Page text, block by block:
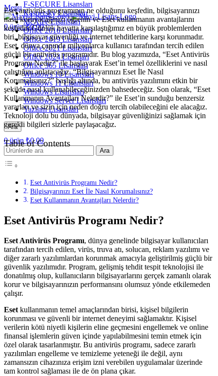
Menu
0ürün ₺0,00
F-SECURE Lisansları
Kaspersky Lisansları
McAfee Lisansları
Office 2016 Lisanslari
Office 2019 Lisansları
Office 2021 Lisansları
Office 2024 Lisanları
Office 365 Lisansları
Windows 10 Lisansları
Windows 11 Lisansları
Windows Lisansları
Windows Server Lisansları
Yazılım Lisansları
Ara
0ürün ₺0,00
Ara
Eset antivirüs programının ne olduğunu keşfedin, bilgisayarınızı
nasıl koruyacağınızı öğrenin ve Eset kullanmanın avantajlarını
keşfedin.Günlük hayatta karşılaştığımız en büyük problemlerden
biri, bilgisayar güvenliği ve internet tehditlerine karşı korunmadır.
Eset, dünya çapında milyonlarca kullanıcı tarafından tercih edilen
güçlü bir antivirüs programıdır. Bu blog yazımızda, “Eset Antivirüs
Programı Nedir?” ile başlayarak Eset’in temel özelliklerini ve nasıl
çalıştığını anlatacağız. “Bilgisayarınızı Eset İle Nasıl
Korumalısınız?” başlığı altında, bu antivirüs yazılımını etkin bir
şekilde nasıl kullanabileceğinizden bahsedeceğiz. Son olarak, “Eset
Kullanmanın Avantajları Nelerdir?” ile Eset’in sunduğu benzersiz
yararları ve sizin için neden doğru tercih olabileceğini ele alacağız.
Teknoloji dolu bu dünyada, bilgisayar güvenliğinizi sağlamak için
gerekli bilgileri sizlerle paylaşacağız.
Table of Contents
Eset Antivirüs Programı Nedir?
Bilgisayarınızı Eset İle Nasıl Korumalısınız?
Eset Kullanmanın Avantajları Nelerdir?
Eset Antivirüs Programı Nedir?
Eset Antivirüs Programı, dünya genelinde bilgisayar kullanıcıları
tarafından tercih edilen, virüs, truva atı, solucan, reklam yazılımı ve
diğer zararlı yazılımlardan korunmak amacıyla geliştirilmiş güçlü bir
güvenlik yazılımıdır. Program, gelişmiş tehdit tespit teknolojisi ile
donatılmış olup, kullanıcıların bilgisayarlarını gerçek zamanlı olarak
korur ve bilgisayarınızın performansını olumsuz yönde etkilemeden
çalışır.
Esetkullanmanın temel amaçlarından birisi, kişisel bilgilerin
korunması ve güvenli bir internet deneyimi sağlamaktır. Kişisel
verilerin kötü niyetli kişilerin eline geçmesini engellemek ve online
finansal işlemlerin güven içinde yapılabilmesini temin etmek için
özel olarak tasarlanmıştır. Bu antivirüs programı, sadece zararlı
yazılımları engelleme ve temizleme yeteneği ile değil, aynı
zamansızın cihazınıza erişim izni verebilen uygulamalar üzerinde
tam kontrol sağlaması ile de ön plana çıkar.